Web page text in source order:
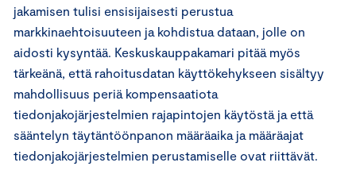
jakamisen tulisi ensisijaisesti perustua
markkinaehtoisuuteen ja kohdistua dataan, jolle on
aidosti kysyntää. Keskuskauppakamari pitää myös
tärkeänä, että rahoitusdatan käyttökehykseen sisältyy
mahdollisuus periä kompensaatiota
tiedonjakojärjestelmien rajapintojen käytöstä ja että
sääntelyn täytäntöönpanon määräaika ja määräajat
tiedonjakojärjestelmien perustamiselle ovat riittävät.